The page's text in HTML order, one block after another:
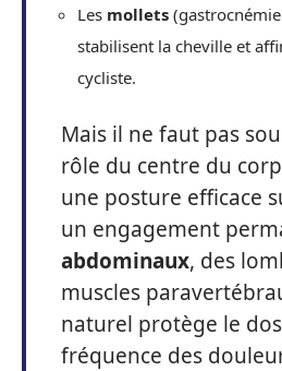
Les mollets
stabilisent la cheville et
cycliste.
Mais il ne faut pas
rôle du centre du
une posture efficace
un engagement
abdominaux, des
muscles
naturel protège le
fréquence des